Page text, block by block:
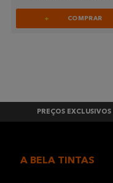
COMPRAR
PREÇOS EXCLUSIVOS
A BELA TINTAS